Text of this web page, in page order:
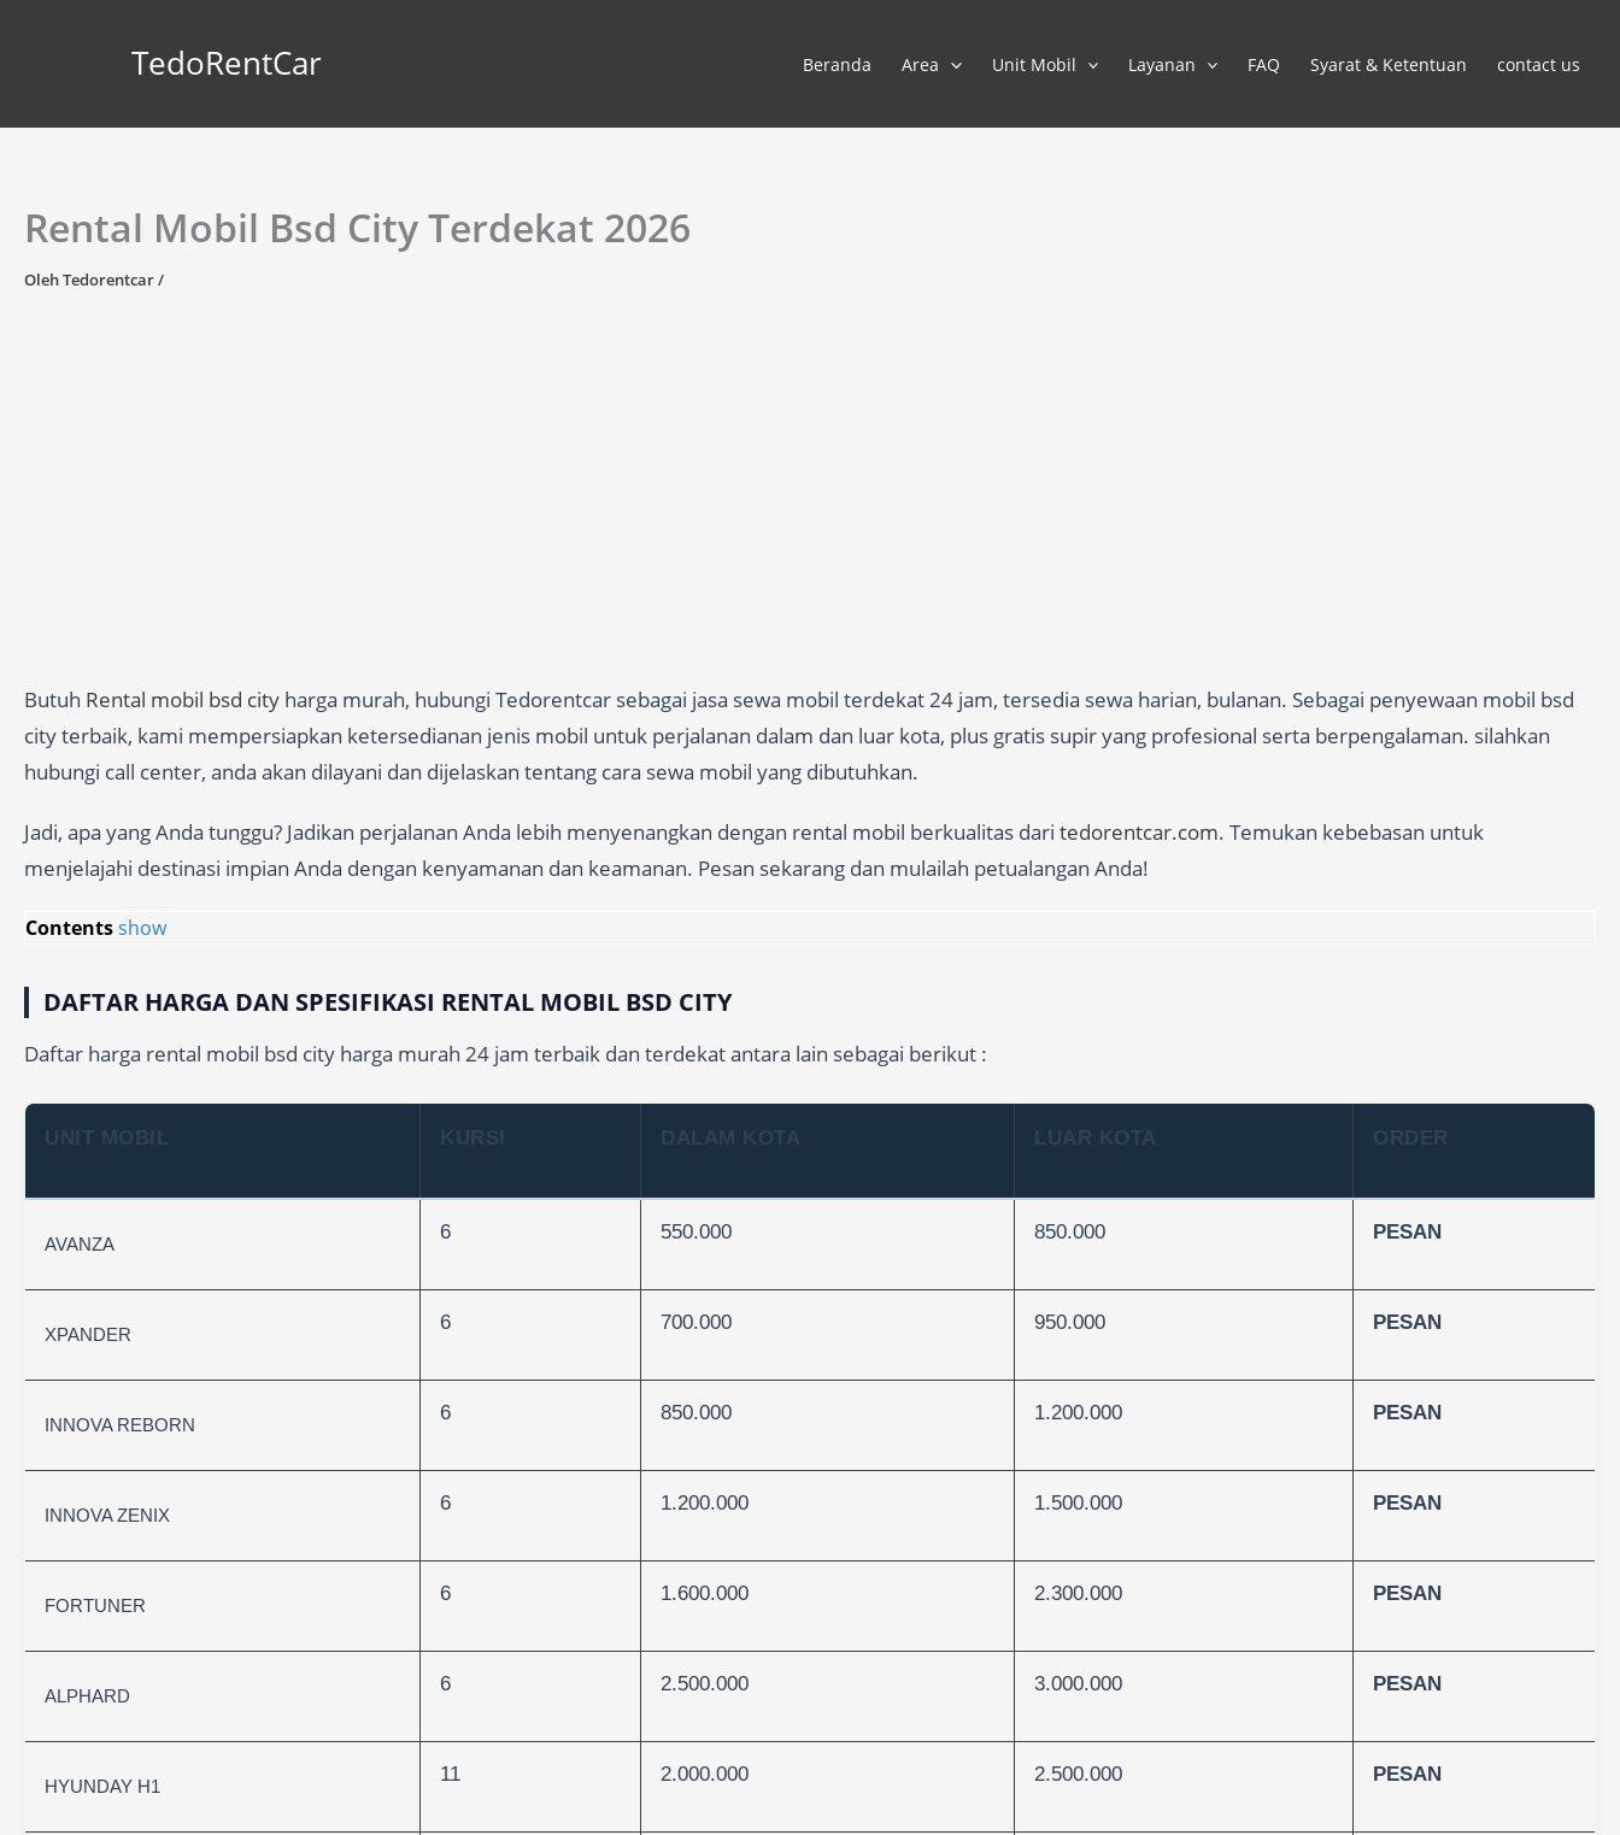
TedoRentCar Beranda Area Unit Mobil Layanan FAQ Syarat & Ketentuan contact us
Rental Mobil Bsd City Terdekat 2026
OlehTedorentcar/
Butuh Rental mobil bsd city harga murah, hubungi Tedorentcar sebagai jasa sewa mobil terdekat 24 jam, tersedia sewa harian, bulanan. Sebagai penyewaan mobil bsd
city terbaik, kami mempersiapkan ketersedianan jenis mobil untuk perjalanan dalam dan luar kota, plus gratis supir yang profesional serta berpengalaman. silahkan
hubungi call center, anda akan dilayani dan dijelaskan tentang cara sewa mobil yang dibutuhkan.
Jadi, apa yang Anda tunggu? Jadikan perjalanan Anda lebih menyenangkan dengan rental mobil berkualitas dari tedorentcar.com. Temukan kebebasan untuk
menjelajahi destinasi impian Anda dengan kenyamanan dan keamanan. Pesan sekarang dan mulailah petualangan Anda!
Contentsshow
DAFTAR HARGA DAN SPESIFIKASI RENTAL MOBIL BSD CITY
Daftar harga rental mobil bsd city harga murah 24 jam terbaik dan terdekat antara lain sebagai berikut :
UNIT MOBIL KURSI DALAM KOTA LUAR KOTA ORDER
AVANZA
6 550.000 850.000 PESAN
XPANDER
6 700.000 950.000 PESAN
INNOVA REBORN
6 850.000 1.200.000 PESAN
INNOVA ZENIX
6 1.200.000 1.500.000 PESAN
FORTUNER
6 1.600.000 2.300.000 PESAN
ALPHARD
6 2.500.000 3.000.000 PESAN
HYUNDAY H1
11 2.000.000 2.500.000 PESAN